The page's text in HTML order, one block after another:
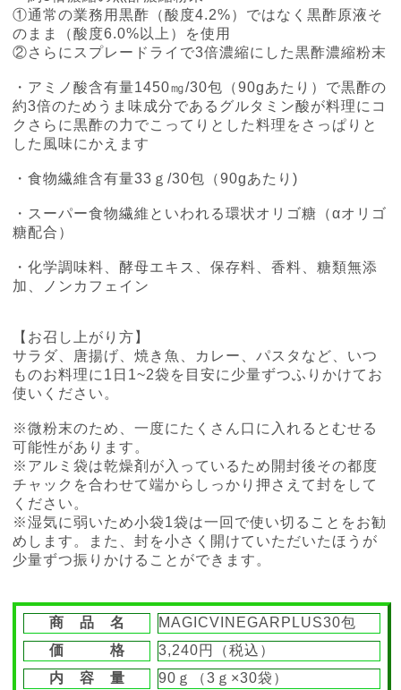
①通常の業務用黒酢（酸度4.2%）ではなく黒酢原液そ
のまま（酸度6.0%以上）を使用
②さらにスプレードライで3倍濃縮にした黒酢濃縮粉末
・アミノ酸含有量1450㎎/30包（90gあたり）で黒酢の
約3倍のためうま味成分であるグルタミン酸が料理にコ
クさらに黒酢の力でこってりとした料理をさっぱりと
した風味にかえます
・食物繊維含有量33ｇ/30包（90gあたり)
・スーパー食物繊維といわれる環状オリゴ糖（αオリゴ
糖配合）
・化学調味料、酵母エキス、保存料、香料、糖類無添
加、ノンカフェイン
【お召し上がり方】
サラダ、唐揚げ、焼き魚、カレー、パスタなど、いつ
ものお料理に1日1~2袋を目安に少量ずつふりかけてお
使いください。
※微粉末のため、一度にたくさん口に入れるとむせる
可能性があります。
※アルミ袋は乾燥剤が入っているため開封後その都度
チャックを合わせて端からしっかり押さえて封をして
ください。
※湿気に弱いため小袋1袋は一回で使い切ることをお勧
めします。また、封を小さく開けていただいたほうが
少量ずつ振りかけることができます。
商 品 名
MAGICVINEGARPLUS30包
価 格
3,240円（税込）
内 容 量
90ｇ（3ｇ×30袋）